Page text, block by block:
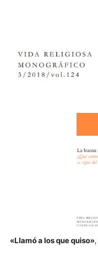
«Llamó a los que quiso»,